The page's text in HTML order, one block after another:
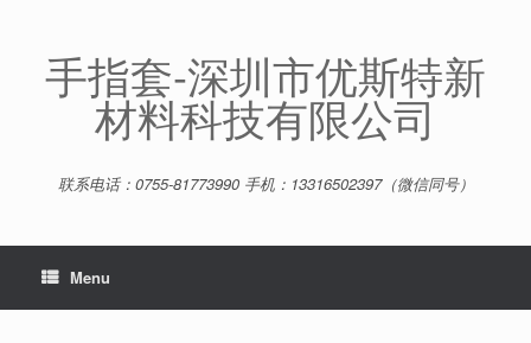
content手指套-深圳市优斯特新
材料科技有限公司
联系电话：0755-81773990 手机：13316502397（微信同号）
Menu